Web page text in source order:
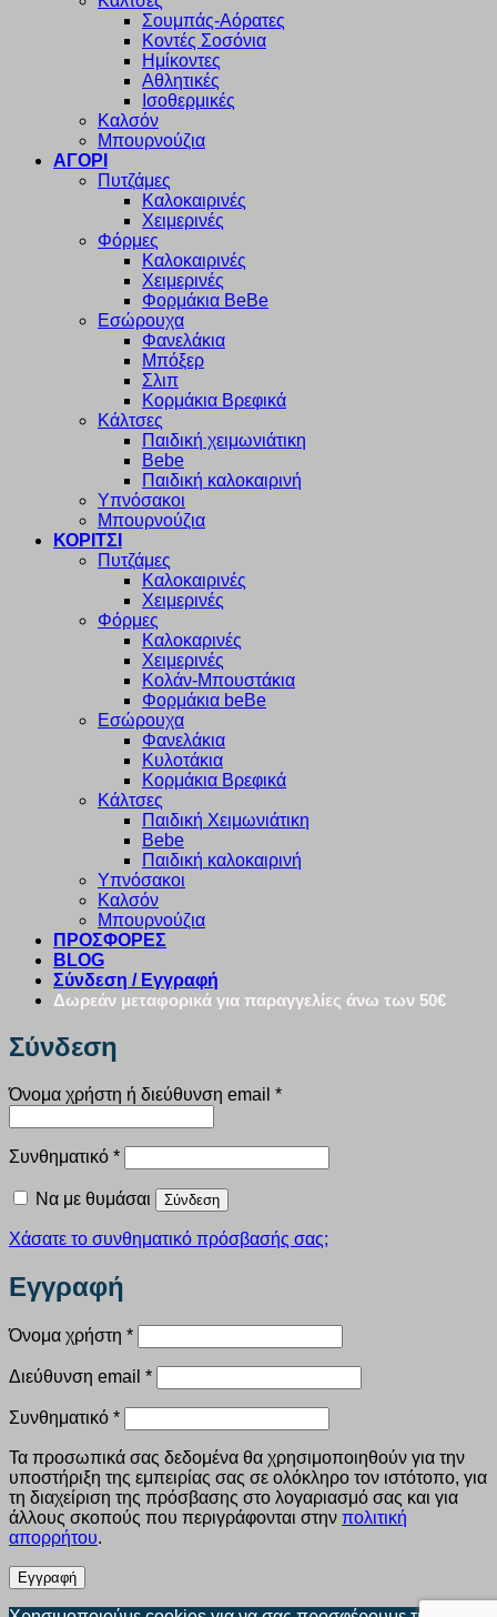
Σουμπάς-Αόρατες
Κοντές Σοσόνια
Ημίκοντες
Αθλητικές
Ισοθερμικές
Καλσόν
Μπουρνούζια
ΑΓΟΡΙ
Πυτζάμες
Καλοκαιρινές
Χειμερινές
Φόρμες
Καλοκαιρινές
Χειμερινές
Φορμάκια BeBe
Εσώρουχα
Φανελάκια
Μπόξερ
Σλιπ
Κορμάκια Βρεφικά
Κάλτσες
Παιδική χειμωνιάτικη
Bebe
Παιδική καλοκαιρινή
Υπνόσακοι
Μπουρνούζια
ΚΟΡΙΤΣΙ
Πυτζάμες
Καλοκαιρινές
Χειμερινές
Φόρμες
Καλοκαρινές
Χειμερινές
Κολάν-Μπουστάκια
Φορμάκια beBe
Εσώρουχα
Φανελάκια
Κυλοτάκια
Κορμάκια Βρεφικά
Κάλτσες
Παιδική Χειμωνιάτικη
Bebe
Παιδική καλοκαιρινή
Υπνόσακοι
Καλσόν
Μπουρνούζια
ΠΡΟΣΦΟΡΕΣ
BLOG
Σύνδεση / Εγγραφή
Δωρεάν μεταφορικά για παραγγελίες άνω των 50€
Σύνδεση
Όνομα χρήστη ή διεύθυνση email *Απαιτείται
Συνθηματικό *Απαιτείται
Να με θυμάσαι Σύνδεση
Χάσατε το συνθηματικό πρόσβασής σας;
Εγγραφή
Όνομα χρήστη *Απαιτείται
Διεύθυνση email *Απαιτείται
Συνθηματικό *Απαιτείται
Τα προσωπικά σας δεδομένα θα χρησιμοποιηθούν για την
υποστήριξη της εμπειρίας σας σε ολόκληρο τον ιστότοπο, για
τη διαχείριση της πρόσβασης στο λογαριασμό σας και για
άλλους σκοπούς που περιγράφονται στην πολιτική
απορρήτου.
Εγγραφή